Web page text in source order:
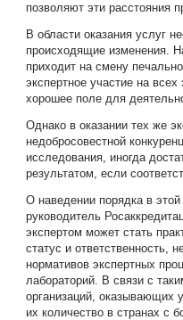
позволяют эти расстояния
В области оказания услуг
происходящие изменения.
приходит на смену
экспертное участие на
хорошее поле для
Однако в оказании тех же
недобросовестной
исследования, иногда
результатом, если
О наведении порядка в этой
руководитель
экспертом может стать
статус и ответственность,
нормативов экспертных
лабораторий. В связи с
организаций, оказывающих
их количество в странах с